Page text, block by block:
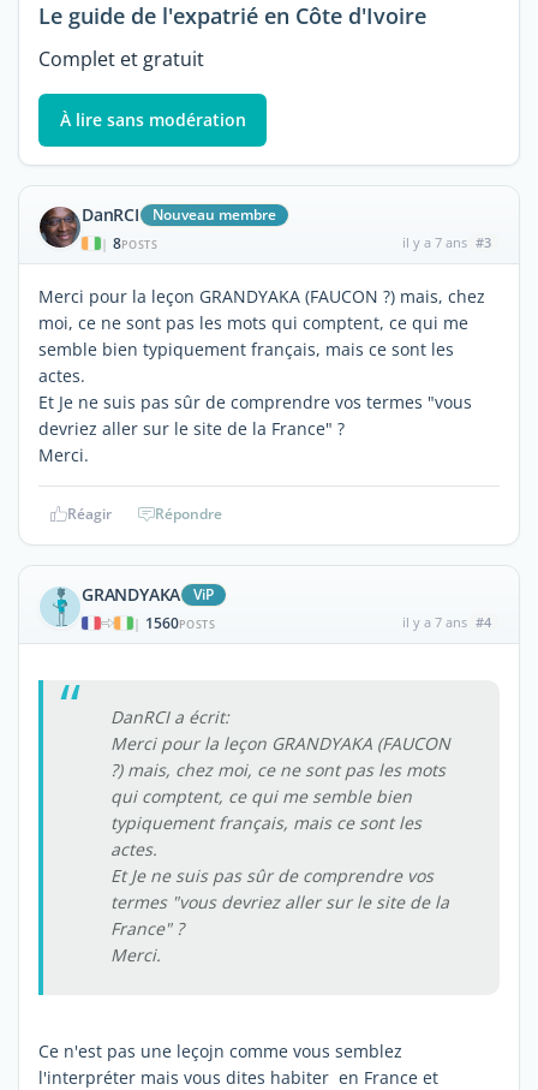
Le guide de l'expatrié en Côte d'Ivoire
Complet et gratuit
À lire sans modération
DanRCI Nouveau membre
| 8POSTS il y a 7 ans #3
Merci pour la leçon GRANDYAKA (FAUCON ?) mais, chez
moi, ce ne sont pas les mots qui comptent, ce qui me
semble bien typiquement français, mais ce sont les
actes.
Et Je ne suis pas sûr de comprendre vos termes "vous
devriez aller sur le site de la France" ?
Merci.
Réagir Répondre
GRANDYAKA ViP
| 1560POSTS il y a 7 ans #4
DanRCI a écrit:
Merci pour la leçon GRANDYAKA (FAUCON
?) mais, chez moi, ce ne sont pas les mots
qui comptent, ce qui me semble bien
typiquement français, mais ce sont les
actes.
Et Je ne suis pas sûr de comprendre vos
termes "vous devriez aller sur le site de la
France" ?
Merci.
Ce n'est pas une leçojn comme vous semblez
l'interpréter mais vous dites habiter en France et